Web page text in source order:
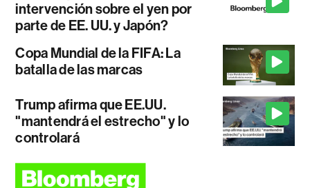
intervención sobre el yen por
parte de EE. UU. y Japón?
Copa Mundial de la FIFA: La
batalla de las marcas
Trump afirma que EE.UU.
"mantendrá el estrecho" y lo
controlará